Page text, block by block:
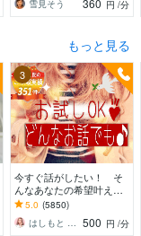
雪見そう 円 /分
もっと見る
3
今すぐ話がしたい！ そ
んなあなたの希望叶えま
す 今日あったことから深
刻な悩みまで☆何でも打
ち明けてください。
5.0 (5850)
はしもと ゆっこ♡救急こころの相談室 500 円 /分